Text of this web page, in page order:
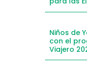
Niños de
con el
Viajero